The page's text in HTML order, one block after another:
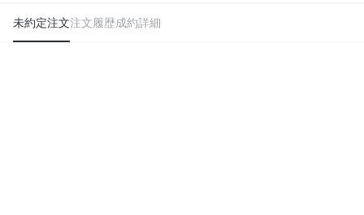
未約定注文注文履歴成約詳細